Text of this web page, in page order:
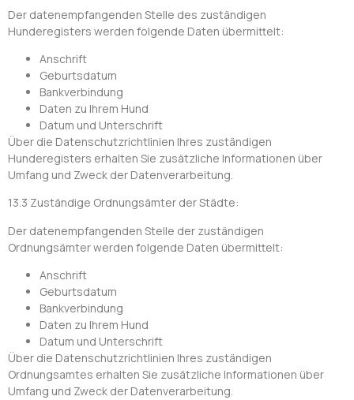
Der datenempfangenden Stelle des zuständigen
Hunderegisters werden folgende Daten übermittelt:
Anschrift
Geburtsdatum
Bankverbindung
Daten zu Ihrem Hund
Datum und Unterschrift
Über die Datenschutzrichtlinien Ihres zuständigen
Hunderegisters erhalten Sie zusätzliche Informationen über
Umfang und Zweck der Datenverarbeitung.
13.3 Zuständige Ordnungsämter der Städte:
Der datenempfangenden Stelle der zuständigen
Ordnungsämter werden folgende Daten übermittelt:
Anschrift
Geburtsdatum
Bankverbindung
Daten zu Ihrem Hund
Datum und Unterschrift
Über die Datenschutzrichtlinien Ihres zuständigen
Ordnungsamtes erhalten Sie zusätzliche Informationen über
Umfang und Zweck der Datenverarbeitung.